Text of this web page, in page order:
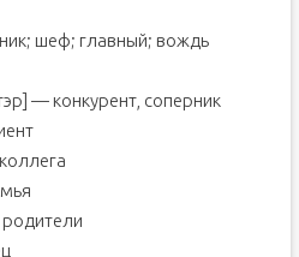
шеф; главный; вождь
— конкурент, соперник